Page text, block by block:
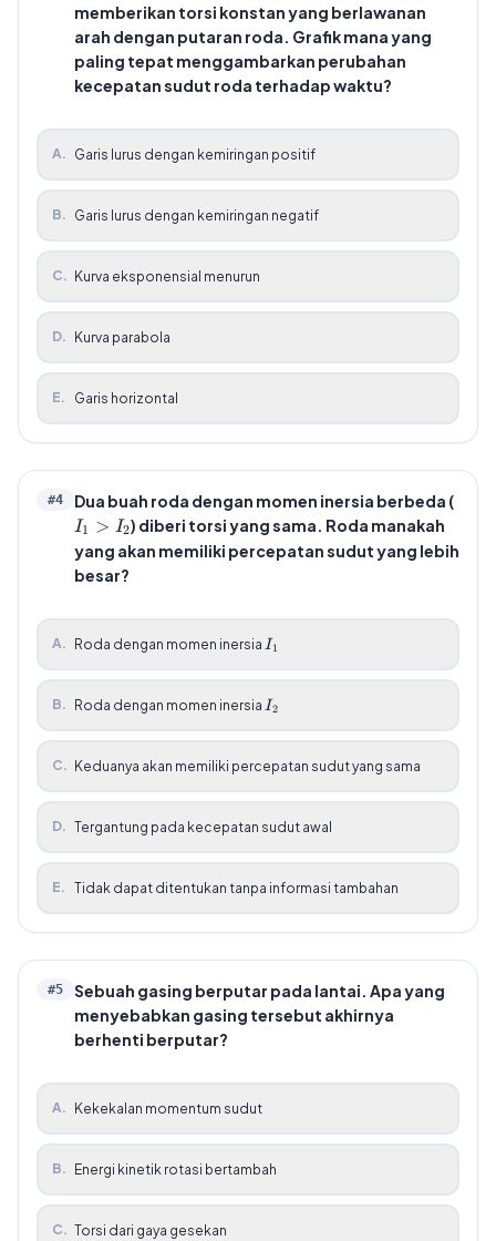
memberikan torsi konstan yang berlawanan
arah dengan putaran roda. Grafik mana yang
paling tepat menggambarkan perubahan
kecepatan sudut roda terhadap waktu?
A. Garis lurus dengan kemiringan positif
B. Garis lurus dengan kemiringan negatif
C. Kurva eksponensial menurun
D. Kurva parabola
E. Garis horizontal
#4 Dua buah roda dengan momen inersia berbeda (
I_2
I1 > I2) diberi torsi yang sama. Roda manakah
yang akan memiliki percepatan sudut yang lebih
besar?
A. Roda dengan momen inersia I_1
I1
B. Roda dengan momen inersia I_2
I2
C. Keduanya akan memiliki percepatan sudut yang sama
D. Tergantung pada kecepatan sudut awal
E. Tidak dapat ditentukan tanpa informasi tambahan
#5
Sebuah gasing berputar pada lantai. Apa yang
menyebabkan gasing tersebut akhirnya
berhenti berputar?
A. Kekekalan momentum sudut
B. Energi kinetik rotasi bertambah
C. Torsi dari gaya gesekan